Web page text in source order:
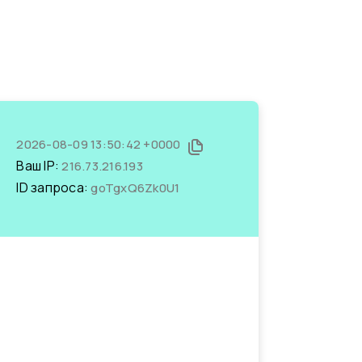
2026-08-09 13:50:42 +0000
Ваш IP:216.73.216.193
ID запроса:goTgxQ6Zk0U1